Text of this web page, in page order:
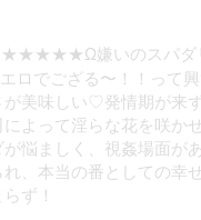
嫌いのスパダリα
ロでござる〜！！って
が美味しい♡発情期が来
よって淫らな花を咲か
が悩ましく、視姦場面が
、本当の番としての幸
ず！